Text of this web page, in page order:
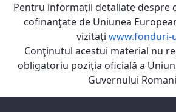
Pentru informaţii detaliate despre
cofinanţate de Uniunea
vizitaţi www.fonduri-
Conţinutul acestui material nu
obligatoriu poziţia oficială a
Guvernului